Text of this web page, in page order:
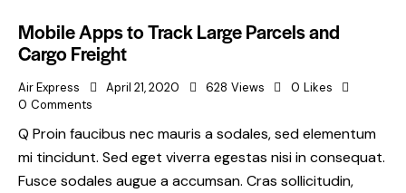
Mobile Apps to Track Large Parcels and
Cargo Freight
Air Express April 21, 2020 628 Views 0 Likes
0 Comments
Q Proin faucibus nec mauris a sodales, sed elementum
mi tincidunt. Sed eget viverra egestas nisi in consequat.
Fusce sodales augue a accumsan. Cras sollicitudin,